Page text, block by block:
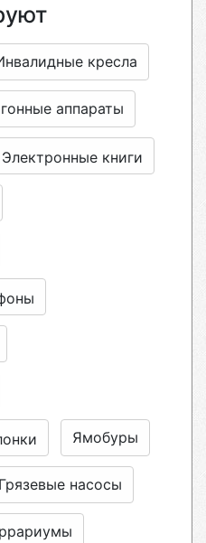
кресла
аппараты
Электронные книги
Ямобуры
Грязевые насосы